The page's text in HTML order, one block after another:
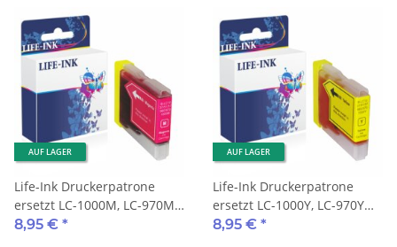
AUF LAGER
Life-Ink Druckerpatrone
ersetzt LC-1000M, LC-970M
für Brother Drucker
8,95 € *
AUF LAGER
Life-Ink Druckerpatrone
ersetzt LC-1000Y, LC-970Y
für Brother Drucker yellow
8,95 € *